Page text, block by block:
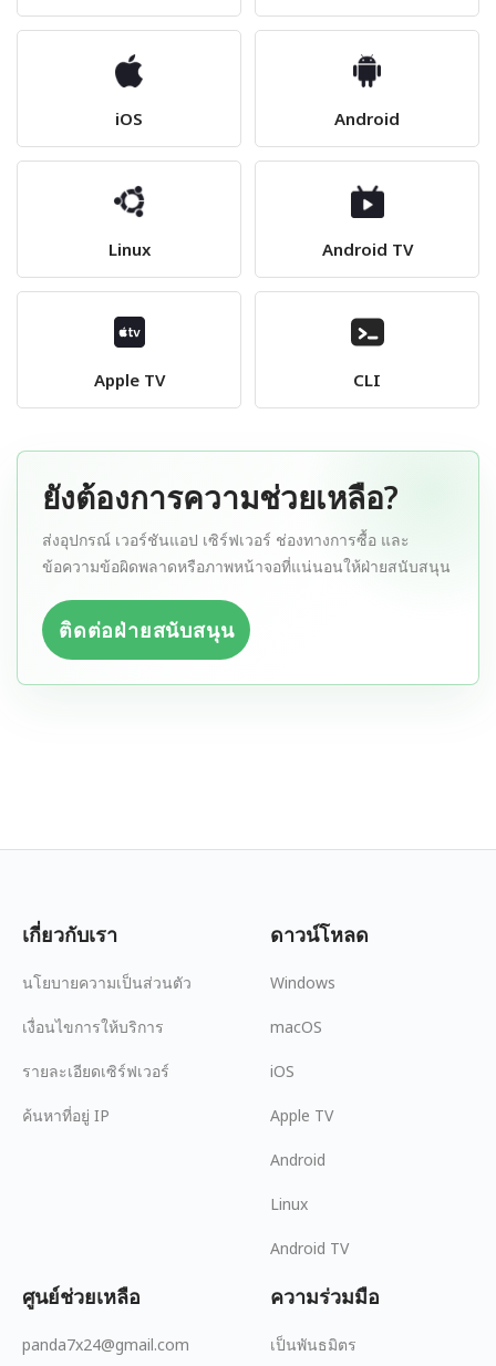
iOS Android
Linux Android TV
Apple TV CLI
ยังต้องการความช่วยเหลือ?
ส่งอุปกรณ์ เวอร์ชันแอป เซิร์ฟเวอร์ ช่องทางการซื้อ และ
ข้อความข้อผิดพลาดหรือภาพหน้าจอที่แน่นอนให้ฝ่ายสนับสนุน
ติดต่อฝ่ายสนับสนุน
เกี่ยวกับเรา
นโยบายความเป็นส่วนตัว
เงื่อนไขการให้บริการ
รายละเอียดเซิร์ฟเวอร์
ค้นหาที่อยู่ IP
ดาวน์โหลด
Windows
macOS
iOS
Apple TV
Android
Linux
Android TV
ศูนย์ช่วยเหลือ
panda7x24@gmail.com
ความร่วมมือ
เป็นพันธมิตร